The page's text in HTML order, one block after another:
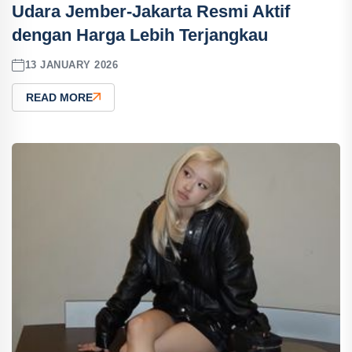
Udara Jember-Jakarta Resmi Aktif
dengan Harga Lebih Terjangkau
13 JANUARY 2026
READ MORE